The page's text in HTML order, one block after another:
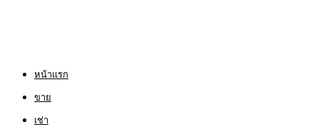
หน้าแรก
ขาย
เช่า